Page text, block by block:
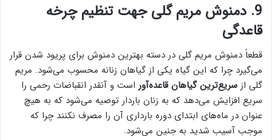
9. دمنوش مریم گلی جهت تنظیم چرخه
قاعدگی
قطعاً دمنوش مریم گلی در دسته بهترین دمنوش برای پریود شدن قرار
می‌گیرد چرا که این گیاه یکی از گیاهان زنانه محسوب می‌شود. مریم
گلی از سریع‌ترین گیاهان قاعده‌آوراست و آنقدر انقباضات رحمی را
سریع افزایش می‌دهد که به زنان باردار توصیه می‌شود که به هیچ
عنوان در ماه‌های ابتدای دوره بارداری آن را مصرف نکنند چرا که
موجب آسیب شدید به جنین می‌شود.